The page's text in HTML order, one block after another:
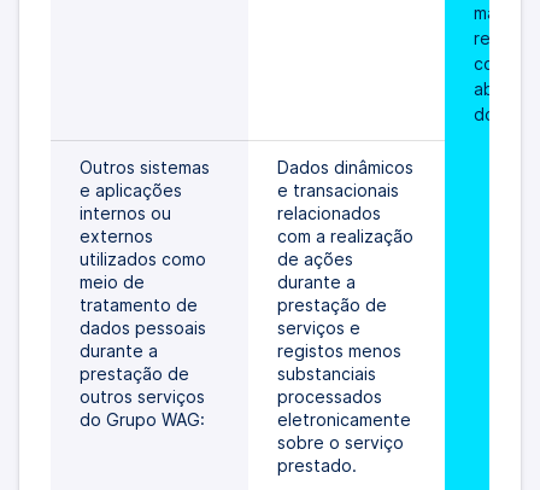
do
Outros sistemas
e aplicações
internos ou
externos
utilizados como
meio de
tratamento de
dados pessoais
durante a
prestação de
outros serviços
do Grupo WAG:
Dados dinâmicos
e transacionais
relacionados
com a realização
de ações
durante a
prestação de
serviços e
registos menos
substanciais
processados
eletronicamente
sobre o serviço
prestado.